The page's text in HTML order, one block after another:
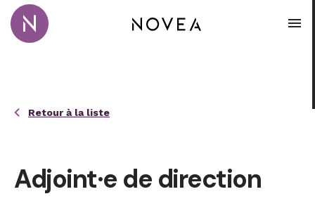
Passer au contenu principal
Retour à la liste
Adjoint·e de direction